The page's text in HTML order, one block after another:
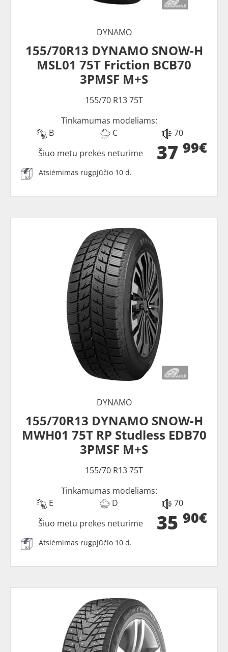
DYNAMO
155/70R13 DYNAMO SNOW-H
MSL01 75T Friction BCB70
3PMSF M+S
155/70 R13 75T
Tinkamumas modeliams:
B
C 70
37 99€
Šiuo metu prekės neturime
Atsiėmimas rugpjūčio 10 d.
DYNAMO
155/70R13 DYNAMO SNOW-H
MWH01 75T RP Studless EDB70
3PMSF M+S
155/70 R13 75T
Tinkamumas modeliams:
E
D 70
35 90€
Šiuo metu prekės neturime
Atsiėmimas rugpjūčio 10 d.